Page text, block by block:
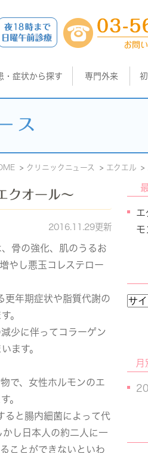
・症状から探す 専門外来
ス
クリニックニュース エクエル
クオール～
2016.11.29更新
骨の強化、肌のうるお
やし悪玉コレステロー
更年期症状や脂質代謝の
。
少に伴ってコラーゲン
ます。
で、女性ホルモンのエ
。
ると腸内細菌によって代
し日本人の約二人に一
ことができないといわ
モ